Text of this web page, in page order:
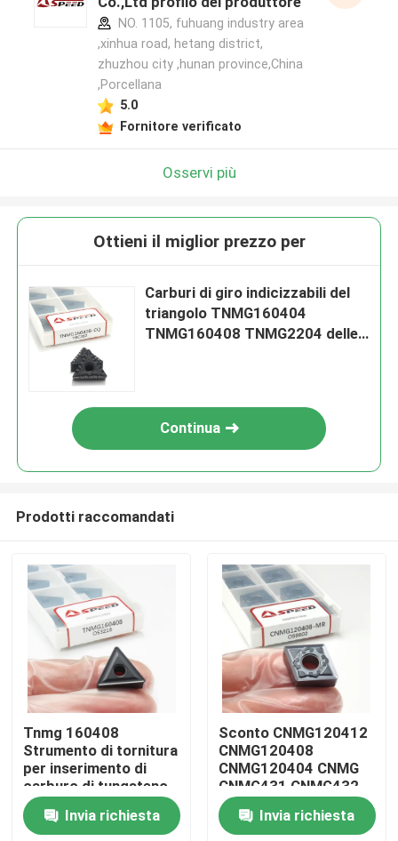
Casa
Prodotti
Video
NO. 1105, fuhuang industry area
,xinhua road, hetang district,
zhuzhou city ,hunan province,China
,Porcellana
5.0
Fornitore verificato
Osservi più
Ottieni il miglior prezzo per
Carburi di giro indicizzabili del
triangolo TNMG160404
TNMG160408 TNMG2204 delle
Continua
Prodotti raccomandati
Tnmg 160408
Strumento di tornitura
per inserimento di
carburo di tungsteno
per SS Tnmg160408
Invia richiesta
Sconto CNMG120412
CNMG120408
CNMG120404 CNMG
CNMG431 CNMG432
Taglio CNC a carburo
inserto di tornitura
Invia richiesta